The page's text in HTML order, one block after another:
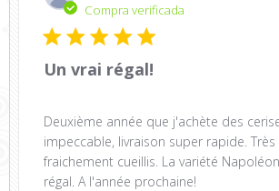
Compra verificada
Un vrai régal!
Deuxième année que j'achète des
impeccable, livraison super rapide.
fraichement cueillis. La variété
régal. A l'année prochaine!